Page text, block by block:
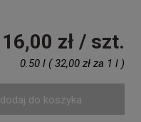
16,00 zł / szt.
0.50 l (32,00 zł za 1 l )
dodaj do koszyka